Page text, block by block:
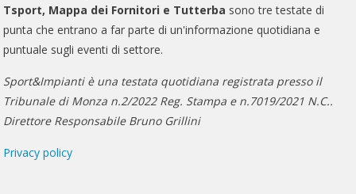
Tsport, Mappa dei Fornitori e Tutterba sono tre testate di
punta che entrano a far parte di un'informazione quotidiana e
puntuale sugli eventi di settore.
Sport&Impianti è una testata quotidiana registrata presso il
Tribunale di Monza n.2/2022 Reg. Stampa e n.7019/2021 N.C..
Direttore Responsabile Bruno Grillini
Privacy policy